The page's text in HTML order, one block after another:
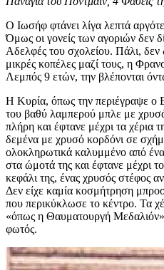
Ο Ιωσήφ φτάνει λίγα λεπτά
Όμως οι γονείς των αγοριών δεν
Αδελφές του σχολείου. Πάλι,
μικρές κοπέλες μαζί τους, η
Λεμπός 9 ετών, την βλέπονται
Η Κυρία, όπως την περιέγραψε ο
του βαθύ λαμπερού μπλε με
πλήρη και έφτανε μέχρι τα χέρια
δεμένα με χρυσό κορδόνι σε
ολοκληρωτικά καλυμμένο από
στα ώμοτά της και έφτανε μέχρι
κεφάλι της, ένας χρυσός στέφος
Δεν είχε καμία κοσμήτρηση
που περικύκλωσε το κέντρο. Τα
«όπως η Θαυματουργή
φωτός.